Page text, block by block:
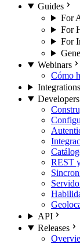
Guides
For
For
For
Webinars
Cómo
Integrations
Developers
REST
API
Releases